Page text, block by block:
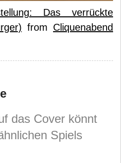
Das verrückte
from Cliquenabend
das Cover könnt
Spiels